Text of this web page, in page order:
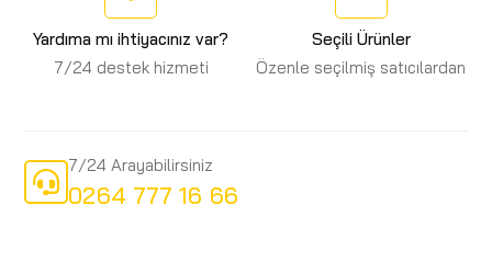
Yardıma mı ihtiyacınız var?
7/24 destek hizmeti
Seçili Ürünler
Özenle seçilmiş satıcılardan
7/24 Arayabilirsiniz
0264 777 16 66